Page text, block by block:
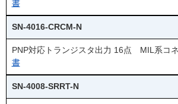
書
SN-4016-CRCM-N
PNP対応トランジスタ出力 16点 MIL系
書
SN-4008-SRRT-N